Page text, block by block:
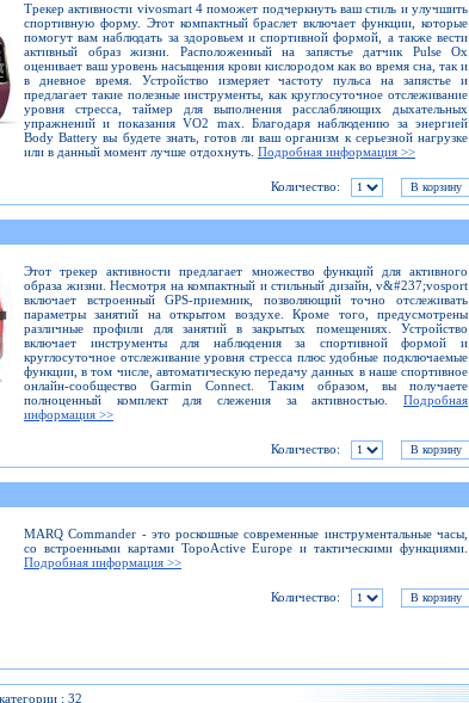
Трекер активности vivosmart 4 поможет подчеркнуть ваш стиль и улучшить
спортивную форму. Этот компактный браслет включает функции, которые
помогут вам наблюдать за здоровьем и спортивной формой, а также вести
активный образ жизни. Расположенный на запястье датчик Pulse Ox
оценивает ваш уровень насыщения крови кислородом как во время сна, так и
в дневное время. Устройство измеряет частоту пульса на запястье и
предлагает такие полезные инструменты, как круглосуточное отслеживание
уровня стресса, таймер для выполнения расслабляющих дыхательных
упражнений и показания VO2 max. Благодаря наблюдению за энергией
Body Battery вы будете знать, готов ли ваш организм к серьезной нагрузке
или в данный момент лучше отдохнуть. Подробная информация >>
Количество:
Этот трекер активности предлагает множество функций для активного
образа жизни. Несмотря на компактный и стильный дизайн, v&#237;vosport
включает встроенный GPS-приемник, позволяющий точно отслеживать
параметры занятий на открытом воздухе. Кроме того, предусмотрены
различные профили для занятий в закрытых помещениях. Устройство
включает инструменты для наблюдения за спортивной формой и
круглосуточное отслеживание уровня стресса плюс удобные подключаемые
функции, в том числе, автоматическую передачу данных в наше спортивное
онлайн-сообщество Garmin Connect. Таким образом, вы получаете
полноценный комплект для слежения за активностью. Подробная
информация >>
Количество:
MARQ Commander - это роскошные современные инструментальные часы,
со встроенными картами TopoActive Europe и тактическими функциями.
Подробная информация >>
Количество:
: 32